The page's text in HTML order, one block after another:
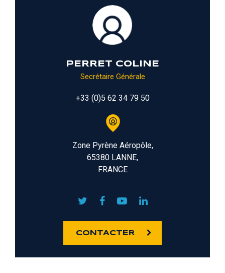
PERRET COLINE
Secrétaire Générale
+33 (0)5 62 34 79 50
Zone Pyrène Aéropôle,
65380 LANNE,
FRANCE
CONTACTER